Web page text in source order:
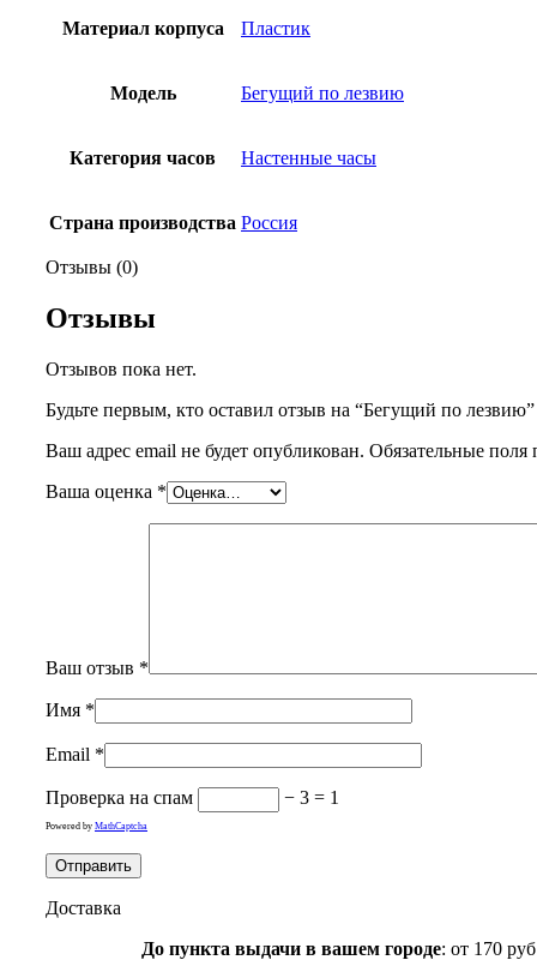
Материал корпуса Пластик
Модель Бегущий по лезвию
Категория часов Настенные часы
Страна производства Россия
Отзывы (0)
Отзывы
Отзывов пока нет.
Будьте первым, кто оставил отзыв на “Бегущий по лезвию”
Ваш адрес email не будет опубликован. Обязательные
Ваша оценка *
Ваш отзыв *
Имя *
Email *
Проверка на спам − 3 = 1
Powered by MathCaptcha
Доставка
До пункта выдачи в вашем городе: от 170